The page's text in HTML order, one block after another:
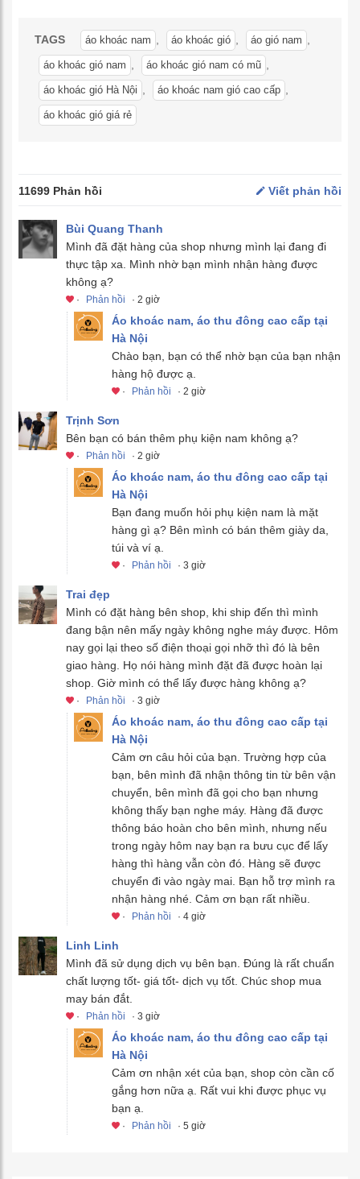
TAGS áo khoác nam áo khoác gió áo gió nam
áo khoác gió nam áo khoác gió nam có mũ
áo khoác gió Hà Nội áo khoác nam gió cao cấp
áo khoác gió giá rẻ
11699 Phản hồi Viết phản hồi
Bùi Quang Thanh
Mình đã đặt hàng của shop nhưng mình lại đang đi
thực tập xa. Mình nhờ bạn mình nhận hàng được
không ạ?
· Phản hồi · 2 giờ
Áo khoác nam, áo thu đông cao cấp tại
Hà Nội
Chào bạn, bạn có thể nhờ bạn của bạn nhận
hàng hộ được ạ.
· Phản hồi · 2 giờ
Trịnh Sơn
Bên bạn có bán thêm phụ kiện nam không ạ?
· Phản hồi · 2 giờ
Áo khoác nam, áo thu đông cao cấp tại
Hà Nội
Bạn đang muốn hỏi phụ kiện nam là mặt
hàng gì ạ? Bên mình có bán thêm giày da,
túi và ví ạ.
· Phản hồi · 3 giờ
Trai đẹp
Mình có đặt hàng bên shop, khi ship đến thì mình
đang bận nên mấy ngày không nghe máy được. Hôm
nay gọi lại theo số điện thoại gọi nhỡ thì đó là bên
giao hàng. Họ nói hàng mình đặt đã được hoàn lại
shop. Giờ mình có thể lấy được hàng không ạ?
· Phản hồi · 3 giờ
Áo khoác nam, áo thu đông cao cấp tại
Hà Nội
Cảm ơn câu hỏi của bạn. Trường hợp của
bạn, bên mình đã nhận thông tin từ bên vận
chuyển, bên mình đã gọi cho bạn nhưng
không thấy bạn nghe máy. Hàng đã được
thông báo hoàn cho bên mình, nhưng nếu
trong ngày hôm nay bạn ra bưu cục để lấy
hàng thì hàng vẫn còn đó. Hàng sẽ được
chuyển đi vào ngày mai. Bạn hỗ trợ mình ra
nhận hàng nhé. Cảm ơn bạn rất nhiều.
· Phản hồi · 4 giờ
Linh Linh
Mình đã sử dụng dịch vụ bên bạn. Đúng là rất chuẩn
chất lượng tốt- giá tốt- dịch vụ tốt. Chúc shop mua
may bán đắt.
· Phản hồi · 3 giờ
Áo khoác nam, áo thu đông cao cấp tại
Hà Nội
Cảm ơn nhận xét của bạn, shop còn cần cố
gắng hơn nữa ạ. Rất vui khi được phục vụ
bạn ạ.
· Phản hồi · 5 giờ